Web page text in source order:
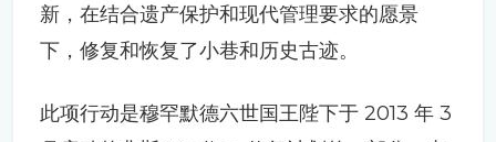
新，在结合遗产保护和现代管理要求的愿景
下，修复和恢复了小巷和历史古迹。
此项行动是穆罕默德六世国王陛下于 2013 年 3